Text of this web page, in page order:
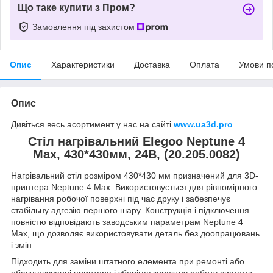
Що таке купити з Пром?
Замовлення під захистом
Опис Характеристики Доставка Оплата Умови
Опис
Дивіться весь асортимент у нас на сайті www.ua3d.pro
Стіл нагрівальний Elegoo Neptune 4
Max, 430*430мм, 24В, (20.205.0082)
Нагрівальний стіл розміром 430*430 мм призначений для 3D-
принтера Neptune 4 Max. Використовується для рівномірного
нагрівання робочої поверхні під час друку і забезпечує
стабільну адгезію першого шару. Конструкція і підключення
повністю відповідають заводським параметрам Neptune 4
Max, що дозволяє використовувати деталь без доопрацювань
і змін
Підходить для заміни штатного елемента при ремонті або